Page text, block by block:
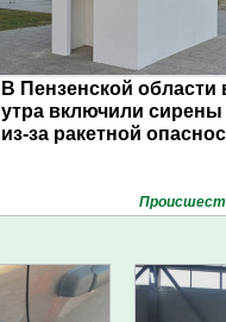
В Пензенской области
утра включили сирены
из-за ракетной